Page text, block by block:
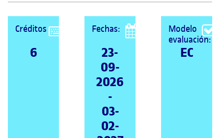
Créditos
6
Fechas:
23-
09-
2026
-
03-
02-
Modelo
evaluación:
EC